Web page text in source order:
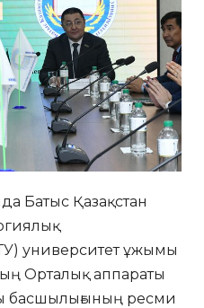
Батыс Қазақстан
университет ұжымы
Орталық аппараты
басшылығының ресми